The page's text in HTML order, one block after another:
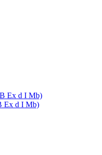
Ex d I Mb)
Ex d I Mb)